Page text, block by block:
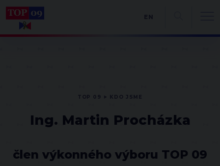
Ing. Martin Procházka
člen výkonného výboru TOP 09